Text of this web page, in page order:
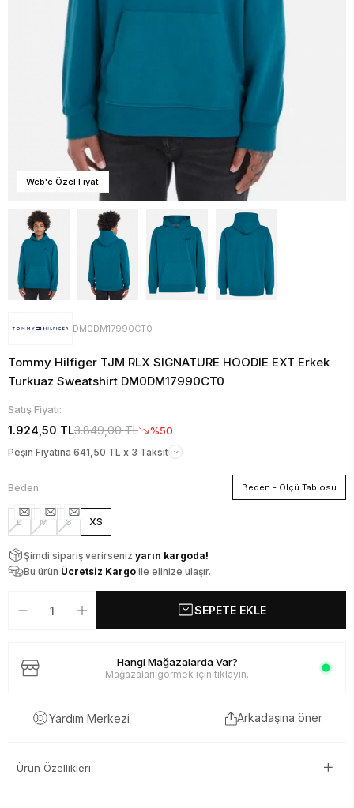
Web'e Özel Fiyat
DM0DM17990CT0
Tommy Hilfiger TJM RLX SIGNATURE HOODIE EXT Erkek
Turkuaz Sweatshirt DM0DM17990CT0
Satış Fiyatı:
1.924,50 TL3.849,00 TL %50
Peşin Fiyatına 641,50 TL x 3 Taksit
Beden: Beden - Ölçü Tablosu
L M S XS
Şimdi sipariş verirseniz yarın kargoda!
Bu ürün Ücretsiz Kargo ile elinize ulaşır.
SEPETE EKLE
Hangi Mağazalarda Var?
Mağazaları görmek için tıklayın.
Yardım Merkezi Arkadaşına öner
Ürün Özellikleri